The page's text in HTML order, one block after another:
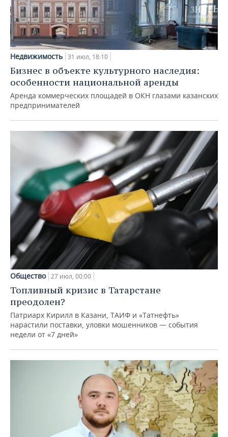
Недвижимость 31 июл, 18:10
Бизнес в объекте культурного наследия:
особенности национальной аренды
Аренда коммерческих площадей в ОКН глазами казанских
предпринимателей
Общество 27 июл, 00:00
Топливный кризис в Татарстане
преодолен?
Патриарх Кирилл в Казани, ТАИФ и «Татнефть»
нарастили поставки, уловки мошенников — события
недели от «7 дней»